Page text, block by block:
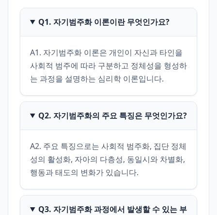
Q1. 자기범주화 이론이란 무엇인가요?
A1. 자기범주화 이론은 개인이 자신과 타인을
사회적 범주에 따라 구분하고 정체성을 형성하
는 과정을 설명하는 심리학 이론입니다.
Q2. 자기범주화의 주요 특징은 무엇인가요?
A2. 주요 특징으로는 사회적 범주화, 집단 정체
성의 활성화, 자아의 다층성, 동일시와 차별화,
행동과 태도의 변화가 있습니다.
Q3. 자기범주화 과정에서 발생할 수 있는 부